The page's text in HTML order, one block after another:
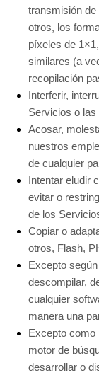
transmisión
otros, los
píxeles de
similares (a
recopilación
Interferir,
Servicios o
Acosar,
nuestros
de cualquier
Intentar eludir
evitar o
de los
Copiar o
otros, Flash,
Excepto
descompilar,
cualquier
manera una
Excepto como
motor de
desarrollar o